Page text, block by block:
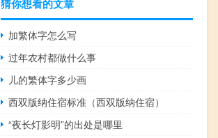
猜你想看的文章
加繁体字怎么写
过年农村都做什么事
儿的繁体字多少画
西双版纳住宿标准（西双版纳住宿）
“夜长灯影明”的出处是哪里